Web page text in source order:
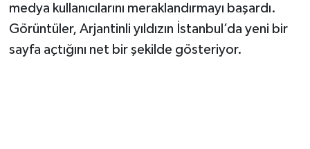
medya kullanıcılarını meraklandırmayı başardı.
Görüntüler, Arjantinli yıldızın İstanbul’da yeni bir
sayfa açtığını net bir şekilde gösteriyor.